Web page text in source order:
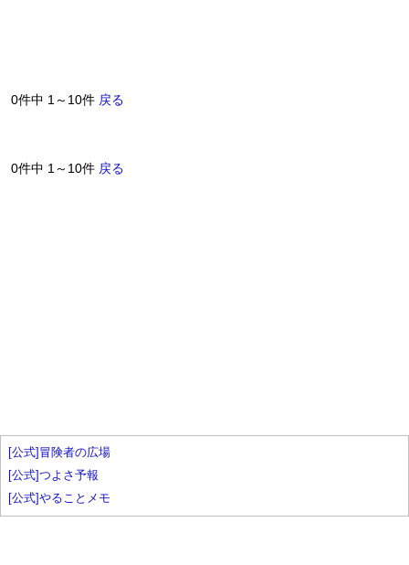
0件中 1～10件 戻る
0件中 1～10件 戻る
[公式]冒険者の広場
[公式]つよさ予報
[公式]やることメモ